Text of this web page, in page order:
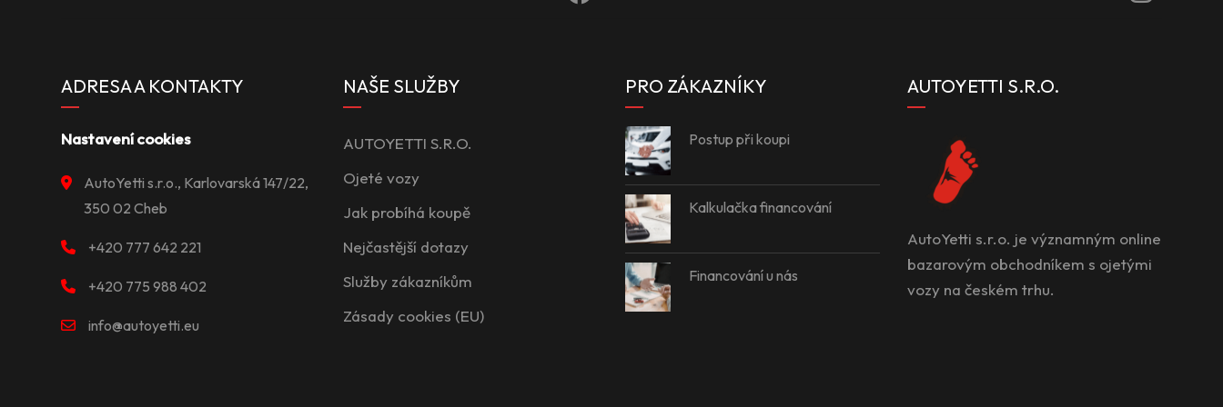
ADRESA A KONTAKTY
Nastavení cookies
AutoYetti s.r.o., Karlovarská 147/22,
350 02 Cheb
+420 777 642 221
+420 775 988 402
info@autoyetti.eu
NAŠE SLUŽBY
AUTOYETTI S.R.O.
Ojeté vozy
Jak probíhá koupě
Nejčastější dotazy
Služby zákazníkům
Zásady cookies (EU)
PRO ZÁKAZNÍKY
Postup při koupi
Kalkulačka financování
Financování u nás
AUTOYETTI S.R.O.
AutoYetti s.r.o. je významným online
bazarovým obchodníkem s ojetými
vozy na českém trhu.